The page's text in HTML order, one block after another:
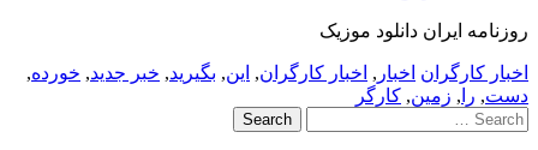
روزنامه ایران دانلود موزیک
اخبار کارگران اخبار , اخبار کارگران, این, بگیرید, خبر جدید, خورده,
دست, را , زمین, کارگر
Search
for: